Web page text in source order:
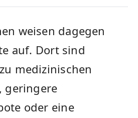
weisen dagegen
auf. Dort sind
medizinischen
geringere
oder eine